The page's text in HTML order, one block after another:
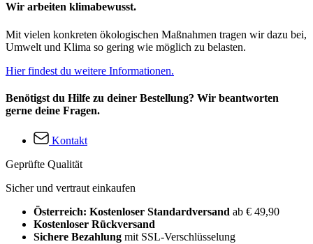
Wir arbeiten klimabewusst.
Mit vielen konkreten ökologischen Maßnahmen tragen wir dazu bei,
Umwelt und Klima so gering wie möglich zu belasten.
Hier findest du weitere Informationen.
Benötigst du Hilfe zu deiner Bestellung? Wir beantworten
gerne deine Fragen.
Kontakt
Geprüfte Qualität
Sicher und vertraut einkaufen
Österreich: Kostenloser Standardversand ab € 49,90
Kostenloser Rückversand
Sichere Bezahlung mit SSL-Verschlüsselung